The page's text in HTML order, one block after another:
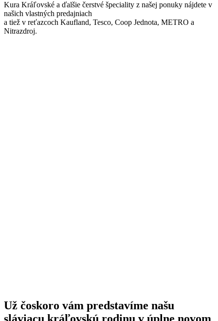
Kura Kráľovské a ďalšie čerstvé špeciality z našej ponuky nájdete v
našich vlastných predajniach
a tiež v reťazcoch Kaufland, Tesco, Coop Jednota, METRO a
Nitrazdroj.
Už čoskoro vám predstavíme našu